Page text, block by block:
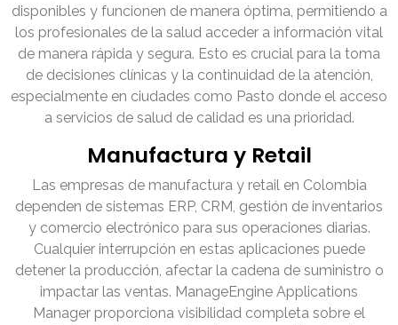
disponibles y funcionen de manera óptima, permitiendo a
los profesionales de la salud acceder a información vital
de manera rápida y segura. Esto es crucial para la toma
de decisiones clínicas y la continuidad de la atención,
especialmente en ciudades como Pasto donde el acceso
a servicios de salud de calidad es una prioridad.
Manufactura y Retail
Las empresas de manufactura y retail en Colombia
dependen de sistemas ERP, CRM, gestión de inventarios
y comercio electrónico para sus operaciones diarias.
Cualquier interrupción en estas aplicaciones puede
detener la producción, afectar la cadena de suministro o
impactar las ventas. ManageEngine Applications
Manager proporciona visibilidad completa sobre el